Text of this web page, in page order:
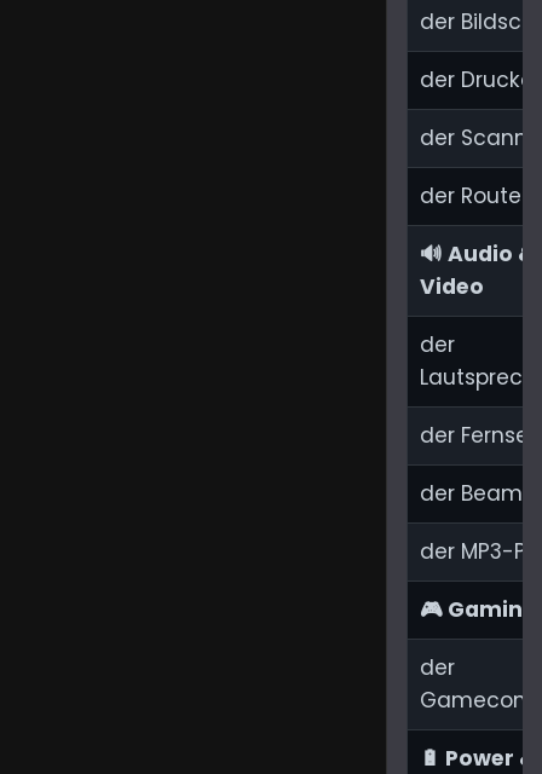
der
der Drucker
der
der Router
🔊 Audio &
Video
der
der
der Beamer
der MP3-
🎮 Gaming
der
🔋 Power &